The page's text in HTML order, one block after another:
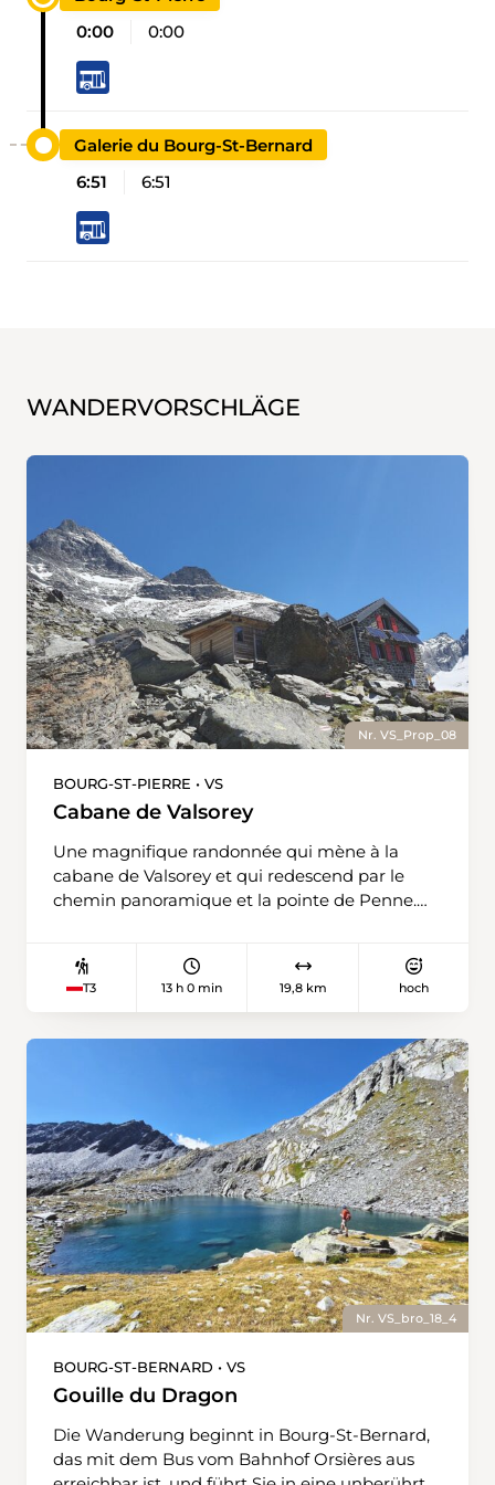
0:00
0:00
Galerie du Bourg-St-Bernard
6:51
6:51
WANDERVORSCHLÄGE
Nr. VS_Prop_08
BOURG-ST-PIERRE • VS
Cabane de Valsorey
Une magnifique randonnée qui mène à la
cabane de Valsorey et qui redescend par le
chemin panoramique et la pointe de Penne.
bonne condition physique. En fonction des
conditions, il peut y avoir de la neige ou des
T3 13 h 0 min 19,8 km hoch
Nr. VS_bro_18_4
BOURG-ST-BERNARD • VS
Gouille du Dragon
Die Wanderung beginnt in Bourg-St-Bernard,
das mit dem Bus vom Bahnhof Orsières aus